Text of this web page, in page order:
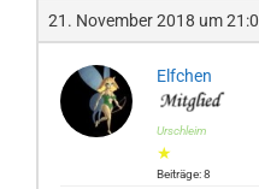
21. November 2018 um
Elfchen
Urschleim
★
Beiträge: 8